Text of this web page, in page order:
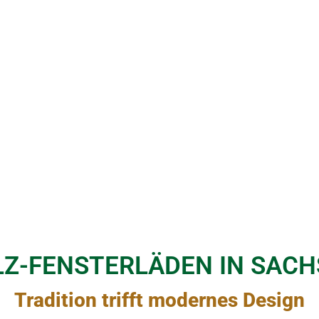
FENSTERLÄDEN IN
Tradition trifft modernes Design